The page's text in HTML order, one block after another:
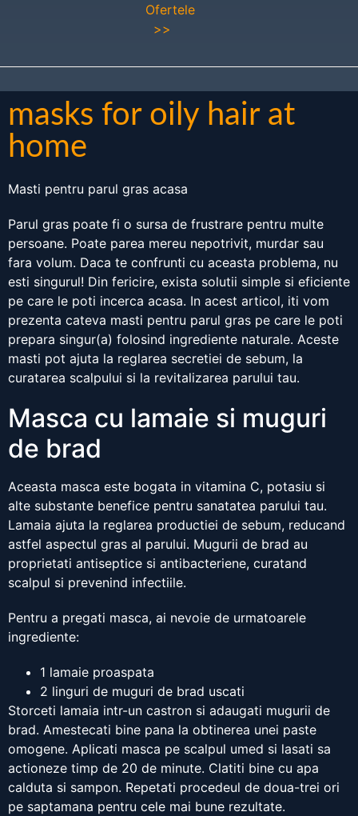
Ofertele
>>
masks for oily hair at
home
Masti pentru parul gras acasa
Parul gras poate fi o sursa de frustrare pentru multe
persoane. Poate parea mereu nepotrivit, murdar sau
fara volum. Daca te confrunti cu aceasta problema, nu
esti singurul! Din fericire, exista solutii simple si eficiente
pe care le poti incerca acasa. In acest articol, iti vom
prezenta cateva masti pentru parul gras pe care le poti
prepara singur(a) folosind ingrediente naturale. Aceste
masti pot ajuta la reglarea secretiei de sebum, la
curatarea scalpului si la revitalizarea parului tau.
Masca cu lamaie si muguri
de brad
Aceasta masca este bogata in vitamina C, potasiu si
alte substante benefice pentru sanatatea parului tau.
Lamaia ajuta la reglarea productiei de sebum, reducand
astfel aspectul gras al parului. Mugurii de brad au
proprietati antiseptice si antibacteriene, curatand
scalpul si prevenind infectiile.
Pentru a pregati masca, ai nevoie de urmatoarele
ingrediente:
1 lamaie proaspata
2 linguri de muguri de brad uscati
Storceti lamaia intr-un castron si adaugati mugurii de
brad. Amestecati bine pana la obtinerea unei paste
omogene. Aplicati masca pe scalpul umed si lasati sa
actioneze timp de 20 de minute. Clatiti bine cu apa
calduta si sampon. Repetati procedeul de doua-trei ori
pe saptamana pentru cele mai bune rezultate.